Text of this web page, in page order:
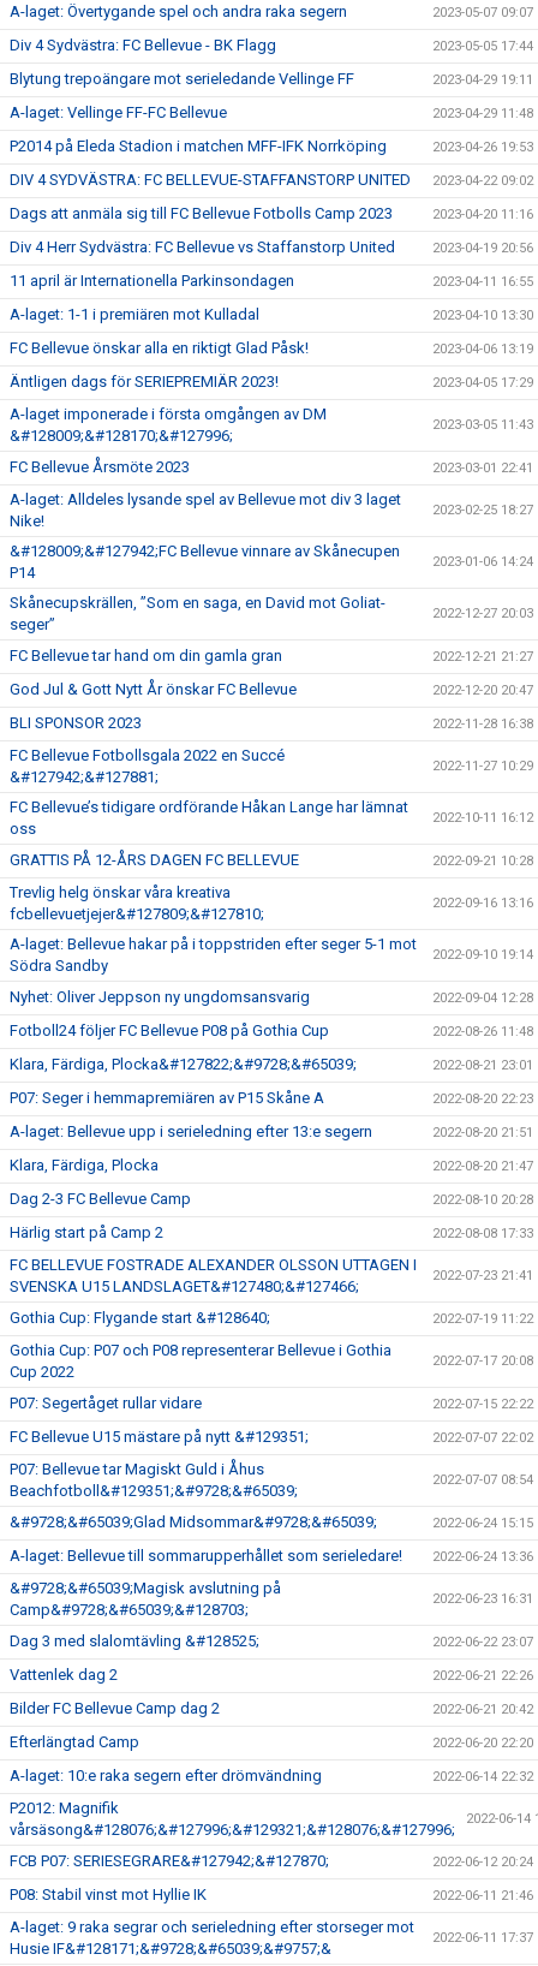
A-laget: Övertygande spel och andra raka segern 2023-05-07 09:07
Div 4 Sydvästra: FC Bellevue - BK Flagg 2023-05-05 17:44
Blytung trepoängare mot serieledande Vellinge FF 2023-04-29 19:11
A-laget: Vellinge FF-FC Bellevue 2023-04-29 11:48
P2014 på Eleda Stadion i matchen MFF-IFK Norrköping 2023-04-26 19:53
DIV 4 SYDVÄSTRA: FC BELLEVUE-STAFFANSTORP UNITED 2023-04-22 09:02
Dags att anmäla sig till FC Bellevue Fotbolls Camp 2023 2023-04-20 11:16
Div 4 Herr Sydvästra: FC Bellevue vs Staffanstorp United 2023-04-19 20:56
11 april är Internationella Parkinsondagen 2023-04-11 16:55
A-laget: 1-1 i premiären mot Kulladal 2023-04-10 13:30
FC Bellevue önskar alla en riktigt Glad Påsk! 2023-04-06 13:19
Äntligen dags för SERIEPREMIÄR 2023! 2023-04-05 17:29
A-laget imponerade i första omgången av DM
&#128009;&#128170;&#127996;
2023-03-05 11:43
FC Bellevue Årsmöte 2023 2023-03-01 22:41
A-laget: Alldeles lysande spel av Bellevue mot div 3 laget
Nike!
2023-02-25 18:27
&#128009;&#127942;FC Bellevue vinnare av Skånecupen
P14
2023-01-06 14:24
Skånecupskrällen, ”Som en saga, en David mot Goliat-
seger”
2022-12-27 20:03
FC Bellevue tar hand om din gamla gran 2022-12-21 21:27
God Jul & Gott Nytt År önskar FC Bellevue 2022-12-20 20:47
BLI SPONSOR 2023 2022-11-28 16:38
FC Bellevue Fotbollsgala 2022 en Succé
&#127942;&#127881;
2022-11-27 10:29
FC Bellevue’s tidigare ordförande Håkan Lange har lämnat
oss
2022-10-11 16:12
GRATTIS PÅ 12-ÅRS DAGEN FC BELLEVUE 2022-09-21 10:28
Trevlig helg önskar våra kreativa
fcbellevuetjejer&#127809;&#127810;
2022-09-16 13:16
A-laget: Bellevue hakar på i toppstriden efter seger 5-1 mot
Södra Sandby
2022-09-10 19:14
Nyhet: Oliver Jeppson ny ungdomsansvarig 2022-09-04 12:28
Fotboll24 följer FC Bellevue P08 på Gothia Cup 2022-08-26 11:48
Klara, Färdiga, Plocka&#127822;&#9728;&#65039; 2022-08-21 23:01
P07: Seger i hemmapremiären av P15 Skåne A 2022-08-20 22:23
A-laget: Bellevue upp i serieledning efter 13:e segern 2022-08-20 21:51
Klara, Färdiga, Plocka 2022-08-20 21:47
Dag 2-3 FC Bellevue Camp 2022-08-10 20:28
Härlig start på Camp 2 2022-08-08 17:33
FC BELLEVUE FOSTRADE ALEXANDER OLSSON UTTAGEN I
SVENSKA U15 LANDSLAGET&#127480;&#127466;
2022-07-23 21:41
Gothia Cup: Flygande start &#128640; 2022-07-19 11:22
Gothia Cup: P07 och P08 representerar Bellevue i Gothia
Cup 2022
2022-07-17 20:08
P07: Segertåget rullar vidare 2022-07-15 22:22
FC Bellevue U15 mästare på nytt &#129351; 2022-07-07 22:02
P07: Bellevue tar Magiskt Guld i Åhus
Beachfotboll&#129351;&#9728;&#65039;
2022-07-07 08:54
&#9728;&#65039;Glad Midsommar&#9728;&#65039; 2022-06-24 15:15
A-laget: Bellevue till sommarupperhållet som serieledare! 2022-06-24 13:36
&#9728;&#65039;Magisk avslutning på
Camp&#9728;&#65039;&#128703;
2022-06-23 16:31
Dag 3 med slalomtävling &#128525; 2022-06-22 23:07
Vattenlek dag 2 2022-06-21 22:26
Bilder FC Bellevue Camp dag 2 2022-06-21 20:42
Efterlängtad Camp 2022-06-20 22:20
A-laget: 10:e raka segern efter drömvändning 2022-06-14 22:32
P2012: Magnifik
vårsäsong&#128076;&#127996;&#129321;&#128076;&#127996;
2022-06-14
FCB P07: SERIESEGRARE&#127942;&#127870; 2022-06-12 20:24
P08: Stabil vinst mot Hyllie IK 2022-06-11 21:46
A-laget: 9 raka segrar och serieledning efter storseger mot
Husie IF&#128171;&#9728;&#65039;&#9757;&
2022-06-11 17:37